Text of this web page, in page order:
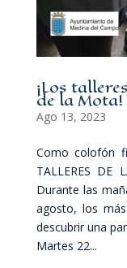
¡Los
de la Mota!
Ago 13, 2023
Como colofón
TALLERES
Durante las
agosto, los
descubrir una
Martes 22...